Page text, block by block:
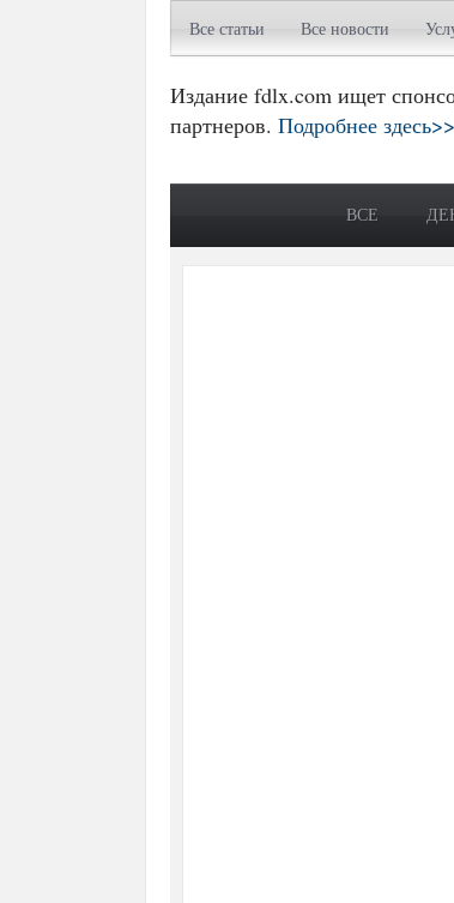
Все статьи Все новости
Издание fdlx.com ищет
партнеров. Подробнее здесь>>
ВСЕ